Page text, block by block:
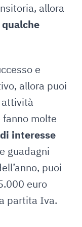
allora
e
allora puoi
attività
molte
interesse
guadagni
puoi
euro
partita Iva.